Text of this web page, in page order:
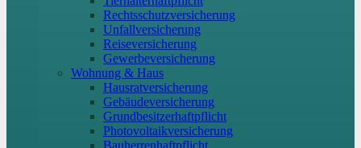
Rechtsschutzversicherung
Unfallversicherung
Reiseversicherung
Gewerbeversicherung
Wohnung & Haus
Hausratversicherung
Gebäudeversicherung
Grundbesitzerhaftpflicht
Photovoltaikversicherung
Bauherrenhaftpflicht